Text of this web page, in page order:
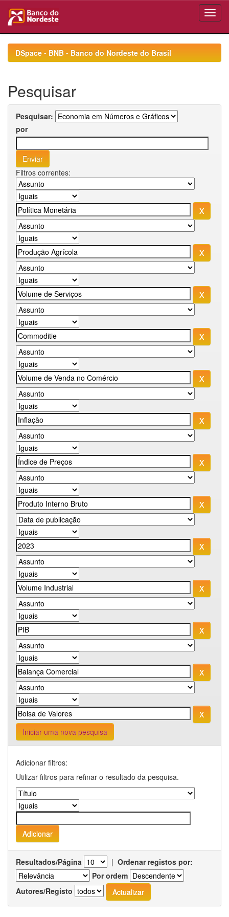
navigationDSpace - BNB - Banco do Nordeste do Brasil
Pesquisar
Pesquisar:
por
Filtros correntes:
Iniciar uma nova pesquisa
Adicionar filtros:
Utilizar filtros para refinar o resultado da pesquisa.
Resultados/Página | Ordenar registos por:
Por ordem
Autores/Registo